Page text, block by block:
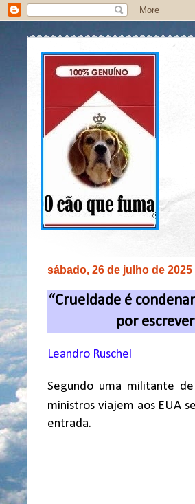
sábado, 26 de julho de 2025
“Crueldade é
por
Leandro Ruschel
Segundo uma militante
ministros viajem aos EUA
entrada.